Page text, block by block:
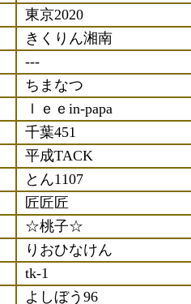
東京2020
きくりん湘南
---
ちまなつ
ｌｅｅin-papa
千葉451
平成TACK
とん1107
匠匠匠
☆桃子☆
りおひなけん
tk-1
よしぼう96